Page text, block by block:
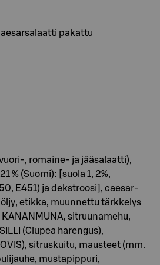
pakattu
, romaine- ja jääsalaatti),
% (Suomi): [suola 1, 2%,
E451) ja dekstroosi], caesar-
etikka, muunnettu tärkkelys
KANANMUNA, sitruunamehu,
(Clupea harengus),
sitruskuitu, mausteet (mm.
mustapippuri,